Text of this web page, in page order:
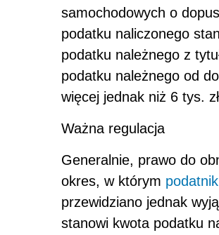
samochodowych o
podatku naliczonego
podatku należnego z
podatku należnego od
więcej jednak niż 6 tys.
Ważna regulacja
Generalnie, prawo do
okres, w którym podatnik
przewidziano jednak
stanowi kwota podatku